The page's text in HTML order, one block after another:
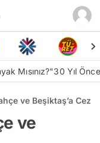
Mısınız?"30 Yıl
ve Beşiktaş’a Ceza
ve